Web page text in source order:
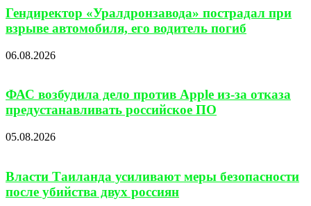
Гендиректор «Уралдронзавода» пострадал при
взрыве автомобиля, его водитель погиб
06.08.2026
ФАС возбудила дело против Apple из-за отказа
предустанавливать российское ПО
05.08.2026
Власти Таиланда усиливают меры безопасности
после убийства двух россиян